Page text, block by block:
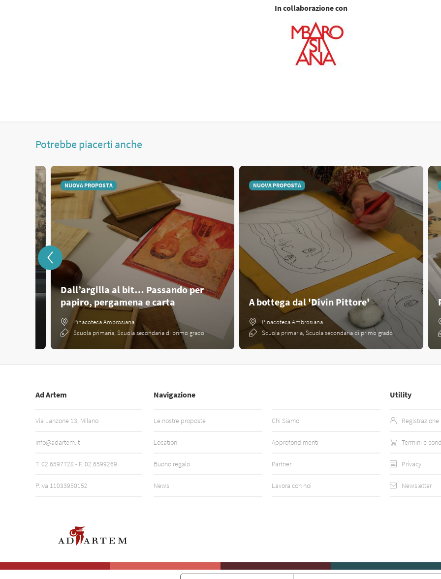
In collaborazione con
Potrebbe piacerti anche
NUOVA PROPOSTA
Dall’argilla al bit… Passando per
papiro, pergamena e carta
Pinacoteca Ambrosiana
Scuola primaria, Scuola secondaria di primo grado
NUOVA PROPOSTA
A bottega dal 'Divin Pittore'
Pinacoteca Ambrosiana
Scuola primaria, Scuola secondaria di primo grado
Ad Artem
Via Lanzone 13, Milano
info@adartem.it
T. 02.6597728 - F. 02.6599269
P.Iva 11033950152
Navigazione
Le nostre proposte
Location
Buono regalo
News
Chi Siamo
Approfondimenti
Partner
Lavora con noi
Utility
Registrazione
Termini e
Privacy
Newsletter